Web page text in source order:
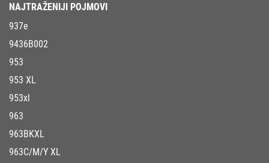
NAJTRAŽENIJI POJMOVI
937e
9436B002
953
953 XL
953xl
963
963BKXL
963C/M/Y XL